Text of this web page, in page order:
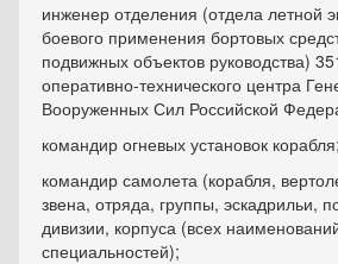
инженер отделения (отдела летной
боевого применения бортовых
подвижных объектов руководства)
оперативно-технического центра
Вооруженных Сил Российской
командир огневых установок корабля;
командир самолета (корабля,
звена, отряда, группы, эскадрильи,
дивизии, корпуса (всех
специальностей);